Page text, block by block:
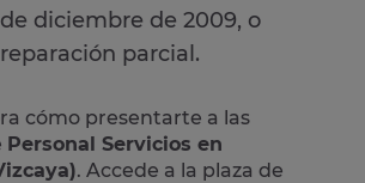
diciembre de 2009, o
parcial.
cómo presentarte a las
Personal Servicios en
. Accede a la plaza de